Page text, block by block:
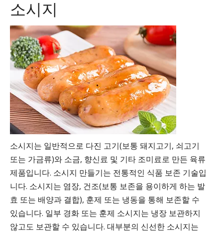
소시지
소시지는 일반적으로 다진 고기(보통 돼지고기, 쇠고기
또는 가금류)와 소금, 향신료 및 기타 조미료로 만든 육류
제품입니다. 소시지 만들기는 전통적인 식품 보존 기술입
니다. 소시지는 염장, 건조(보통 보존을 용이하게 하는 발
효 또는 배양과 결합), 훈제 또는 냉동을 통해 보존할 수
있습니다. 일부 경화 또는 훈제 소시지는 냉장 보관하지
않고도 보관할 수 있습니다. 대부분의 신선한 소시지는